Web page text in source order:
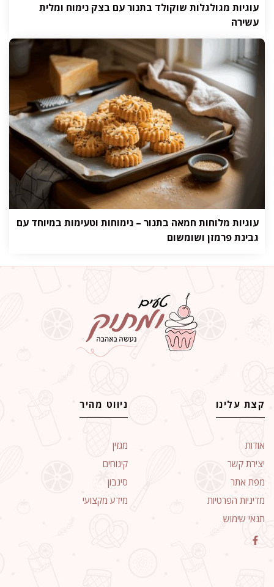
עוגיות מגולגלות שוקולד בתנור עם בצק נימוח ומלית
עשירה
עוגיות מלוחות חמאה בתנור – נימוחות וטעימות במיוחד עם
גבינת פרמזן ושומשום
קצת עלינו
אודות
יצירת קשר
מפת אתר
מדיניות הפרטיות
תנאי שימוש
ניווט מהיר
מגזין
קינוחים
סינבון
מידע מקצועי